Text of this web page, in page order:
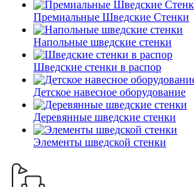
Премиальные Шведские Стенки
Напольные шведские стенки
Шведские стенки в распор
Детское навесное оборудование
Деревянные шведские стенки
Элементы шведской стенки